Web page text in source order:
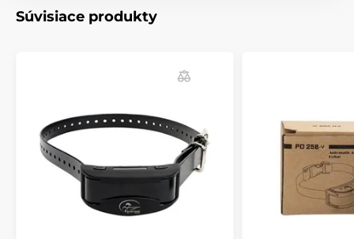
Technické špecifikácie sa môžu zmeniť bez
Súvisiace produkty